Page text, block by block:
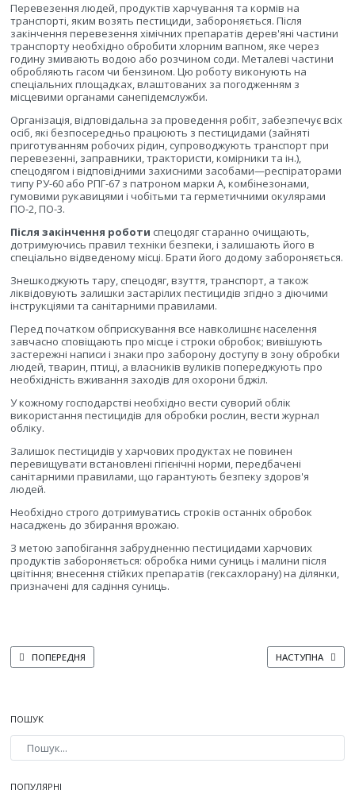
Перевезення людей, продуктів харчування та кормів на
транспорті, яким возять пестициди, забороняється. Після
закінчення перевезення хімічних препаратів дерев'яні частини
транспорту необхідно обробити хлорним вапном, яке через
годину змивають водою або розчином соди. Металеві частини
обробляють гасом чи бензином. Цю роботу виконують на
спеціальних площадках, влаштованих за погодженням з
місцевими органами санепідемслужби.
Організація, відповідальна за проведення робіт, забезпечує всіх
осіб, які безпосередньо працюють з пестицидами (зайняті
приготуванням робочих рідин, супроводжують транспорт при
перевезенні, заправники, трактористи, комірники та ін.),
спецодягом і відповідними захисними засобами—респіраторами
типу РУ-60 або РПГ-67 з патроном марки А, комбінезонами,
гумовими рукавицями і чобітьми та герметичними окулярами
ПО-2, ПО-3.
Після закінчення роботи спецодяг старанно очищають,
дотримуючись правил техніки безпеки, і залишають його в
спеціально відведеному місці. Брати його додому забороняється.
Знешкоджують тару, спецодяг, взуття, транспорт, а також
ліквідовують залишки застарілих пестицидів згідно з діючими
інструкціями та санітарними правилами.
Перед початком обприскування все навколишнє населення
завчасно сповіщають про місце і строки обробок; вивішують
застережні написи і знаки про заборону доступу в зону обробки
людей, тварин, птиці, а власників вуликів попереджують про
необхідність вживання заходів для охорони бджіл.
У кожному господарстві необхідно вести суворий облік
використання пестицидів для обробки рослин, вести журнал
обліку.
Залишок пестицидів у харчових продуктах не повинен
перевищувати встановлені гігієнічні норми, передбачені
санітарними правилами, що гарантують безпеку здоров'я
людей.
Необхідно строго дотримуватись строків останніх обробок
насаджень до збирання врожаю.
З метою запобігання забрудненню пестицидами харчових
продуктів забороняється: обробка ними суниць і малини після
цвітіння; внесення стійких препаратів (гексахлорану) на ділянки,
призначені для садіння суниць.
ПОПЕРЕДНЯ СТАТТЯ: ПИЛЬЩИК ЧОРНОСМОРОДИНОВИЙ ЯГІДНИЙ
ПОПЕРЕДНЯ НАСТУПНА
НАСТУПНА
ПОШУК
ПОПУЛЯРНІ